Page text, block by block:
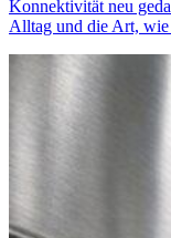
Konnektivität neu
Alltag und die Art, wie